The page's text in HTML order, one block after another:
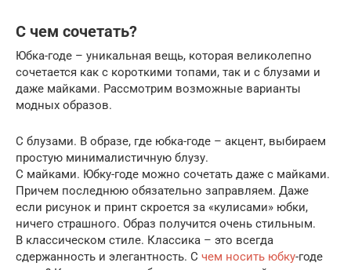
С чем сочетать?
Юбка-годе – уникальная вещь, которая великолепно
сочетается как с короткими топами, так и с блузами и
даже майками. Рассмотрим возможные варианты
модных образов.
С блузами. В образе, где юбка-годе – акцент, выбираем
простую минималистичную блузу.
С майками. Юбку-годе можно сочетать даже с майками.
Причем последнюю обязательно заправляем. Даже
если рисунок и принт скроется за «кулисами» юбки,
ничего страшного. Образ получится очень стильным.
В классическом стиле. Классика – это всегда
сдержанность и элегантность. С чем носить юбку-годе